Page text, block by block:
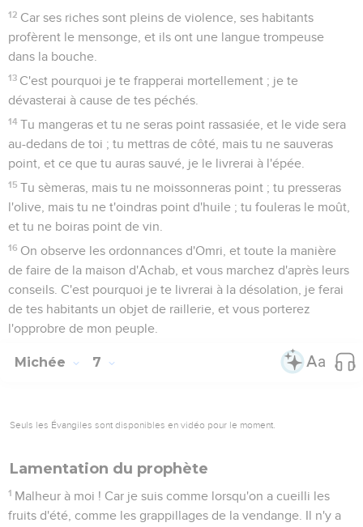
12 Car ses riches sont pleins de violence, ses habitants
profèrent le mensonge, et ils ont une langue trompeuse
dans la bouche.
13 C'est pourquoi je te frapperai mortellement ; je te
dévasterai à cause de tes péchés.
14 Tu mangeras et tu ne seras point rassasiée, et le vide sera
au-dedans de toi ; tu mettras de côté, mais tu ne sauveras
point, et ce que tu auras sauvé, je le livrerai à l'épée.
15 Tu sèmeras, mais tu ne moissonneras point ; tu presseras
l'olive, mais tu ne t'oindras point d'huile ; tu fouleras le moût,
et tu ne boiras point de vin.
16 On observe les ordonnances d'Omri, et toute la manière
de faire de la maison d'Achab, et vous marchez d'après leurs
conseils. C'est pourquoi je te livrerai à la désolation, je ferai
de tes habitants un objet de raillerie, et vous porterez
l'opprobre de mon peuple.
Michée 7
Seuls les Évangiles sont disponibles en vidéo pour le moment.
Lamentation du prophète
1 Malheur à moi ! Car je suis comme lorsqu'on a cueilli les
fruits d'été, comme les grappillages de la vendange. Il n'y a